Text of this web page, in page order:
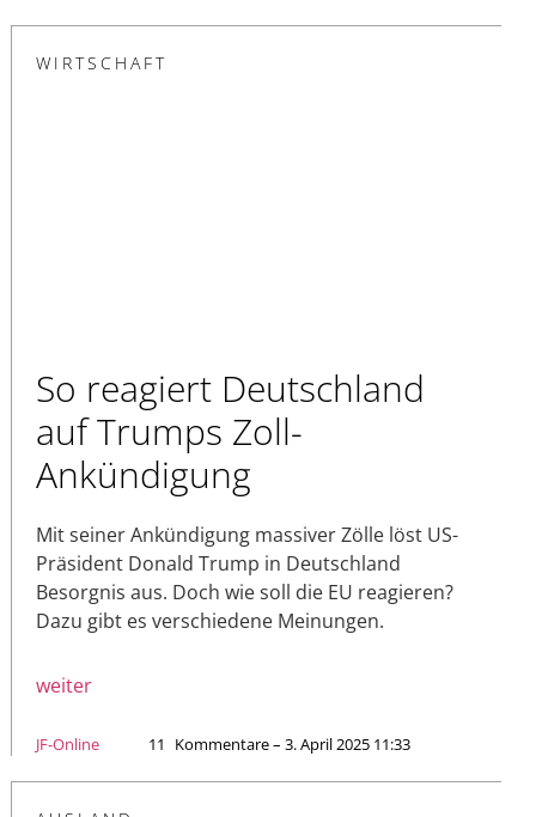
WIRTSCHAFT
So reagiert Deutschland
auf Trumps Zoll-
Ankündigung
Mit seiner Ankündigung massiver Zölle löst US-
Präsident Donald Trump in Deutschland
Besorgnis aus. Doch wie soll die EU reagieren?
Dazu gibt es verschiedene Meinungen.
weiter
JF-Online 11 Kommentare – 3. April 2025 11:33